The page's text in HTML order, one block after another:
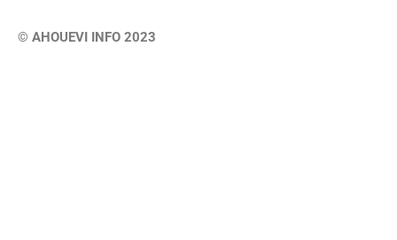
© AHOUEVI INFO 2023